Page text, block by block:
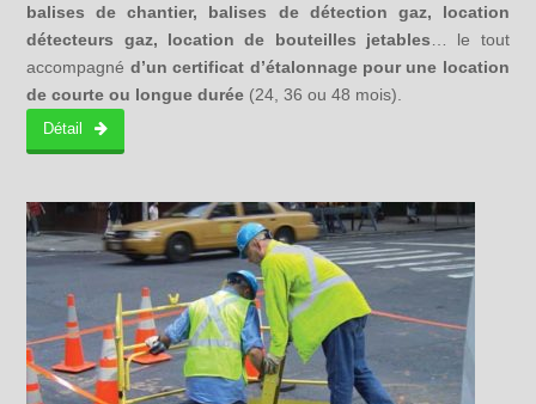
balises de chantier, balises de détection gaz, location
détecteurs gaz, location de bouteilles jetables … le tout
accompagné d’un certificat d’étalonnage pour une location
de courte ou longue durée (24, 36 ou 48 mois).
Détail